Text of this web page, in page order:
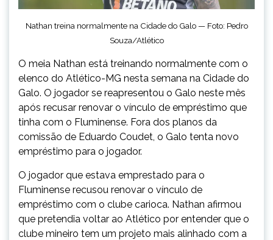
Nathan treina normalmente na Cidade do Galo — Foto: Pedro
Souza/Atlético
O meia Nathan está treinando normalmente com o
elenco do Atlético-MG nesta semana na Cidade do
Galo. O jogador se reapresentou o Galo neste mês
após recusar renovar o vínculo de empréstimo que
tinha com o Fluminense. Fora dos planos da
comissão de Eduardo Coudet, o Galo tenta novo
empréstimo para o jogador.
O jogador que estava emprestado para o
Fluminense recusou renovar o vínculo de
empréstimo com o clube carioca. Nathan afirmou
que pretendia voltar ao Atlético por entender que o
clube mineiro tem um projeto mais alinhado com a